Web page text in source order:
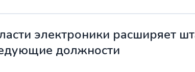
электроники расширяет
должности